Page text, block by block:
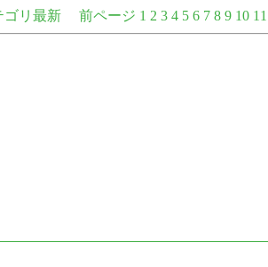
ゴリ最新 前ページ 1 2 3 4 5 6 7 8 9 10 11